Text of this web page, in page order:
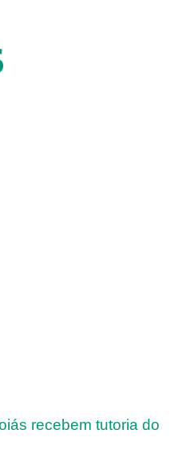
recebem tutoria do